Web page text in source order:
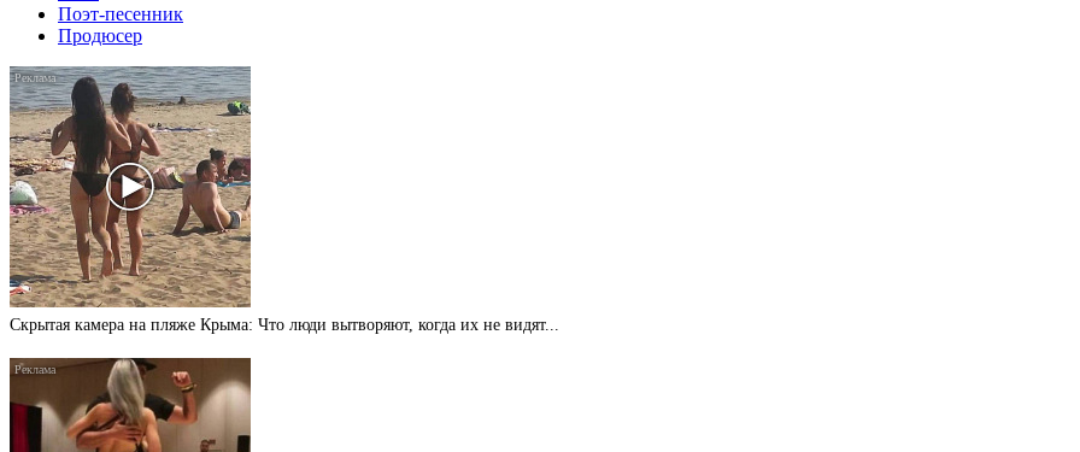
Поэт-песенник
Продюсер
Скрытая камера на пляже Крыма: Что люди вытворяют, когда их не видят...